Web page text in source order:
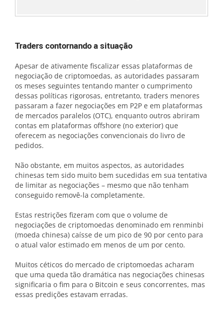
Traders contornando a situação
Apesar de ativamente fiscalizar essas plataformas de
negociação de criptomoedas, as autoridades passaram
os meses seguintes tentando manter o cumprimento
dessas políticas rigorosas, entretanto, traders menores
passaram a fazer negociações em P2P e em plataformas
de mercados paralelos (OTC), enquanto outros abriram
contas em plataformas offshore (no exterior) que
oferecem as negociações convencionais do livro de
pedidos.
Não obstante, em muitos aspectos, as autoridades
chinesas tem sido muito bem sucedidas em sua tentativa
de limitar as negociações – mesmo que não tenham
conseguido removê-la completamente.
Estas restrições fizeram com que o volume de
negociações de criptomoedas denominado em renminbi
(moeda chinesa) caísse de um pico de 90 por cento para
o atual valor estimado em menos de um por cento.
Muitos céticos do mercado de criptomoedas acharam
que uma queda tão dramática nas negociações chinesas
significaria o fim para o Bitcoin e seus concorrentes, mas
essas predições estavam erradas.